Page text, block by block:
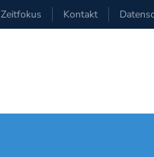
Zeitfokus Kontakt